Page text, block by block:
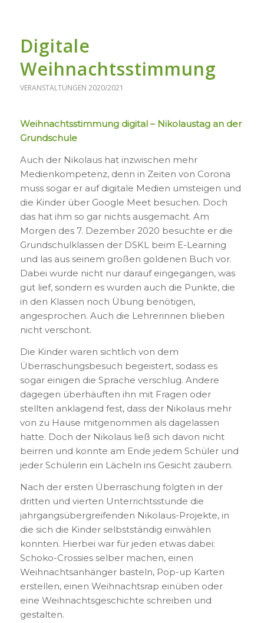
Digitale
Weihnachtsstimmung
VERANSTALTUNGEN 2020/2021
Weihnachtsstimmung digital – Nikolaustag an der
Grundschule
Auch der Nikolaus hat inzwischen mehr
Medienkompetenz, denn in Zeiten von Corona
muss sogar er auf digitale Medien umsteigen und
die Kinder über Google Meet besuchen. Doch
das hat ihm so gar nichts ausgemacht. Am
Morgen des 7. Dezember 2020 besuchte er die
Grundschulklassen der DSKL beim E-Learning
und las aus seinem großen goldenen Buch vor.
Dabei wurde nicht nur darauf eingegangen, was
gut lief, sondern es wurden auch die Punkte, die
in den Klassen noch Übung benötigen,
angesprochen. Auch die Lehrerinnen blieben
nicht verschont.
Die Kinder waren sichtlich von dem
Überraschungsbesuch begeistert, sodass es
sogar einigen die Sprache verschlug. Andere
dagegen überhäuften ihn mit Fragen oder
stellten anklagend fest, dass der Nikolaus mehr
von zu Hause mitgenommen als dagelassen
hatte. Doch der Nikolaus ließ sich davon nicht
beirren und konnte am Ende jedem Schüler und
jeder Schülerin ein Lächeln ins Gesicht zaubern.
Nach der ersten Überraschung folgten in der
dritten und vierten Unterrichtsstunde die
jahrgangsübergreifenden Nikolaus-Projekte, in
die sich die Kinder selbstständig einwählen
konnten. Hierbei war für jeden etwas dabei:
Schoko-Crossies selber machen, einen
Weihnachtsanhänger basteln, Pop-up Karten
erstellen, einen Weihnachtsrap einüben oder
eine Weihnachtsgeschichte schreiben und
gestalten.